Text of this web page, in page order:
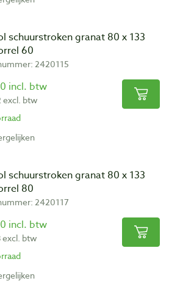
schuurstroken granat 80 x 133
60
2420115
incl. btw
excl. btw
schuurstroken granat 80 x 133
80
2420117
incl. btw
excl. btw